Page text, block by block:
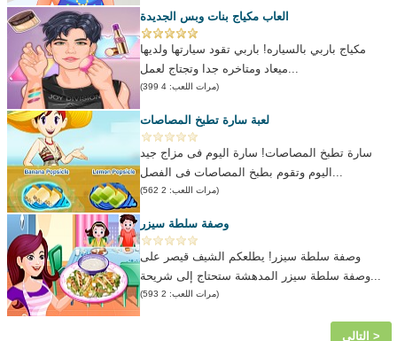
العاب مكياج بنات وبس الجديدة
مكياج باربي بالسياره! باربي تقود سيارتها ولديها
(مرات اللعب: 4 399)
لعبة سارة تطبخ المصاصات
سارة تطبخ المصاصات! سارة اليوم فى مزاج جيد
(مرات اللعب: 2 562)
وصفة سلطة سيزر
وصفة سلطة سيزر! يطلعكم الشيف قيصر على
(مرات اللعب: 2 593)
التالى >